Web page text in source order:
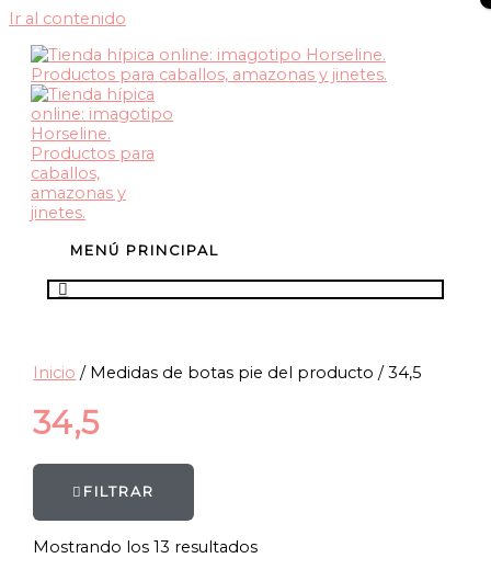
Ir al contenido
MENÚ PRINCIPAL
Inicio / Medidas de botas pie del producto / 34,5
34,5
FILTRAR
Mostrando los 13 resultados